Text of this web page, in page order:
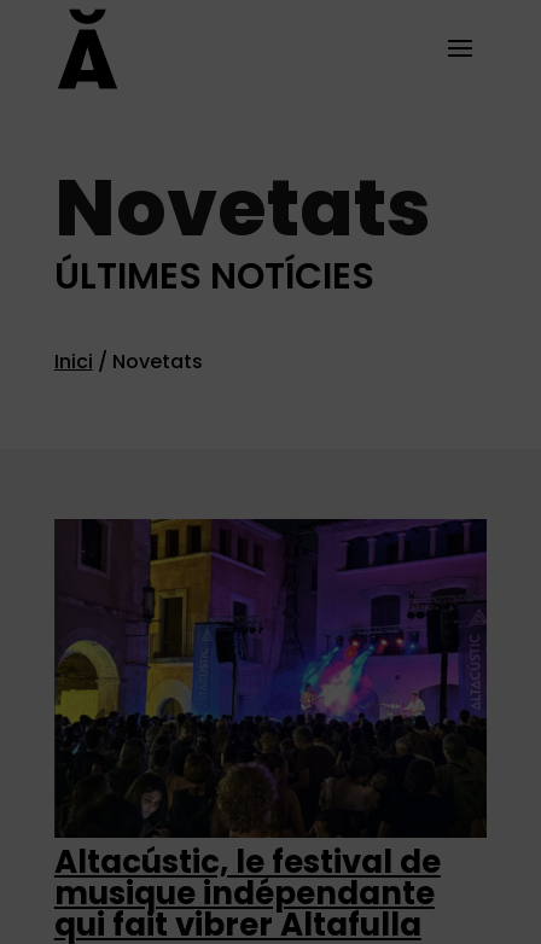
Novetats
ÚLTIMES NOTÍCIES
Inici / Novetats
Altacústic, le festival de
musique indépendante
qui fait vibrer Altafulla